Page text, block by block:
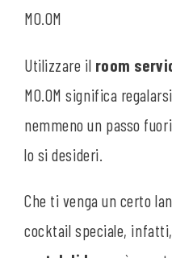
MO.OM
Utilizzare il room
MO.OM significa
nemmeno un passo
lo si desideri.
Che ti venga un certo
cocktail speciale,